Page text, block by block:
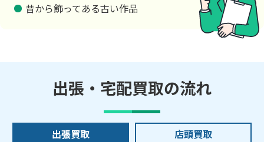
昔から飾ってある古い作品
出張・宅配買取の流れ
出張買取 店頭買取